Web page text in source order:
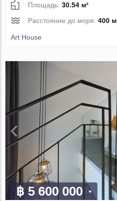
Площадь:30.54 м²
Расстояние до моря:400 м
Art House
฿ 5 600 000